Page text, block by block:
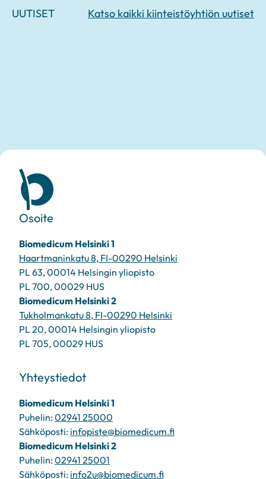
UUTISET Katso kaikki kiinteistöyhtiön uutiset
Osoite
Biomedicum Helsinki 1
Haartmaninkatu 8, FI-00290 Helsinki
PL 63, 00014 Helsingin yliopisto
PL 700, 00029 HUS
Biomedicum Helsinki 2
Tukholmankatu 8, FI-00290 Helsinki
PL 20, 00014 Helsingin yliopisto
PL 705, 00029 HUS
Yhteystiedot
Biomedicum Helsinki 1
Puhelin:02941 25000
Sähköposti: infopiste@biomedicum.fi
Biomedicum Helsinki 2
Puhelin:02941 25001
Sähköposti: info2u@biomedicum.fi